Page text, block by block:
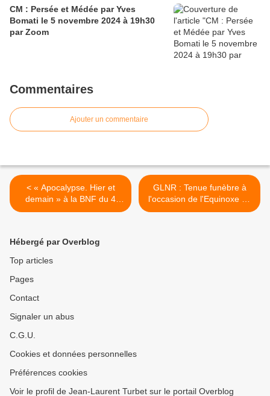
CM : Persée et Médée par Yves
Bomati le 5 novembre 2024 à 19h30
par Zoom
Commentaires
Ajouter un commentaire
< « Apocalypse. Hier et
demain » à la BNF du 4
février au 8juin 2025.
GLNR : Tenue funèbre à
l'occasion de l'Equinoxe de
Printemps dans les
Hébergé par Overblog
Top articles
Pages
Contact
Signaler un abus
C.G.U.
Cookies et données personnelles
Préférences cookies
Voir le profil de Jean-Laurent Turbet sur le portail Overblog